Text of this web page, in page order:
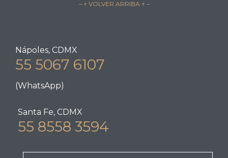
– ↑ VOLVER ARRIBA ↑ –
Nápoles, CDMX
55 5067 6107
(WhatsApp)
Santa Fe, CDMX
55 8558 3594